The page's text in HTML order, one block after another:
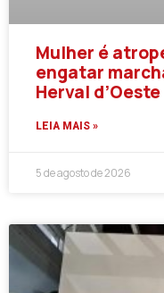
Mulher é
engatar
Herval d’Oeste
LEIA MAIS »
5 de agosto de 2026